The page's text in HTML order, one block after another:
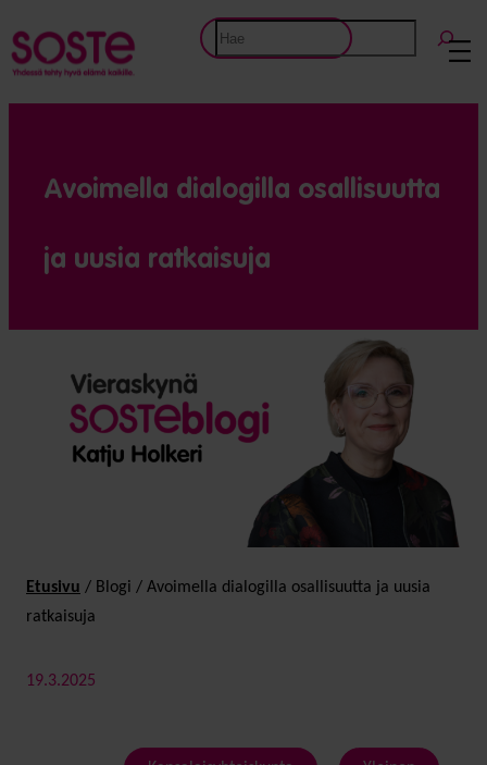
Etsi
Avoimella dialogilla osalli­suutta
ja uusia ratkaisuja
Etusivu / Blogi / Avoimella dialogilla osalli­suutta ja uusia
ratkaisuja
19.3.2025